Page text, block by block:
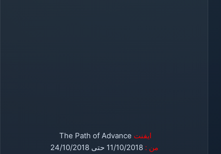
ايفنت
من :11/10/2018 حتى 24/10/2018